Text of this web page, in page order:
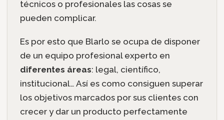
técnicos o profesionales las cosas se
pueden complicar.
Es por esto que Blarlo se ocupa de disponer
de un equipo profesional experto en
diferentes áreas: legal, científico,
institucional… Así es como consiguen superar
los objetivos marcados por sus clientes con
crecer y dar un producto perfectamente